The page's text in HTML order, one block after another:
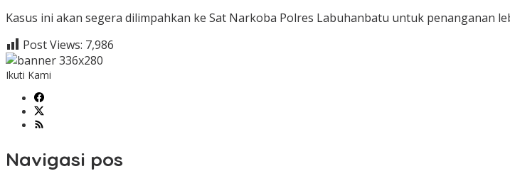
Kasus ini akan segera dilimpahkan ke Sat Narkoba Polres Labuhanbatu untuk penanganan
Post Views: 7,986
Ikuti Kami
Navigasi pos